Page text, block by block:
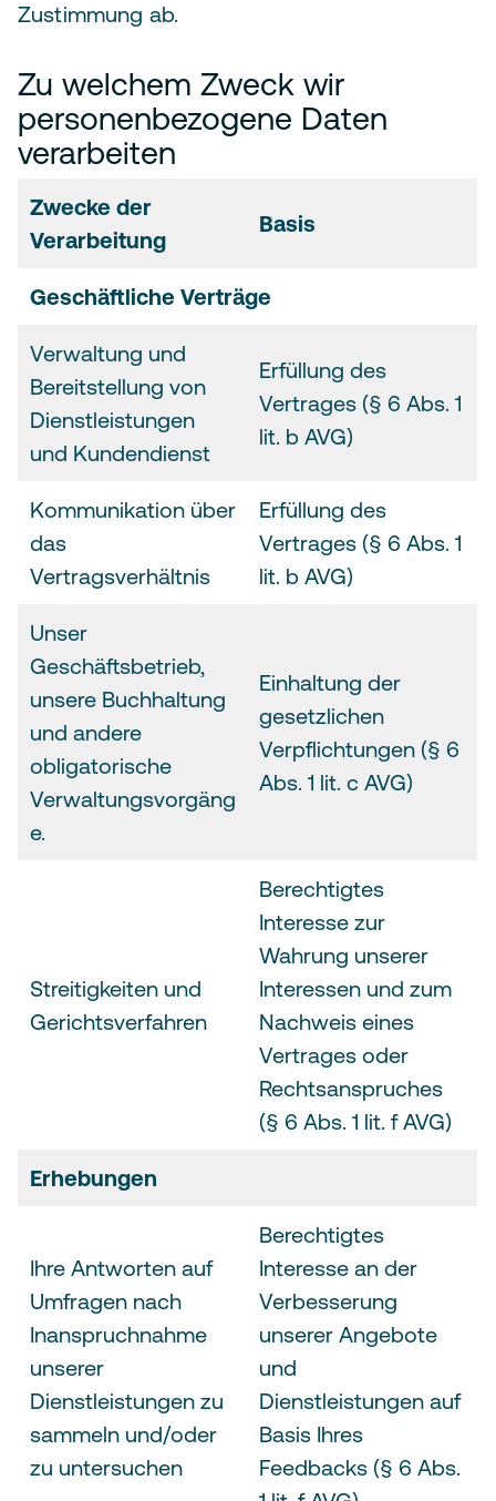
Zustimmung ab.
Zu welchem Zweck wir
personenbezogene Daten
verarbeiten
Zwecke der
Verarbeitung
Basis
Geschäftliche Verträge
Verwaltung und
Bereitstellung von
Dienstleistungen
und Kundendienst
Erfüllung des
Vertrages (§ 6 Abs. 1
lit. b AVG)
Kommunikation über
das
Vertragsverhältnis
Erfüllung des
Vertrages (§ 6 Abs. 1
lit. b AVG)
Unser
Geschäftsbetrieb,
unsere Buchhaltung
und andere
obligatorische
Verwaltungsvorgäng
e.
Einhaltung der
gesetzlichen
Verpflichtungen (§ 6
Abs. 1 lit. c AVG)
Streitigkeiten und
Gerichtsverfahren
Berechtigtes
Interesse zur
Wahrung unserer
Interessen und zum
Nachweis eines
Vertrages oder
Rechtsanspruches
(§ 6 Abs. 1 lit. f AVG)
Erhebungen
Ihre Antworten auf
Umfragen nach
Inanspruchnahme
unserer
Dienstleistungen zu
sammeln und/oder
zu untersuchen
Berechtigtes
Interesse an der
Verbesserung
unserer Angebote
und
Dienstleistungen auf
Basis Ihres
Feedbacks (§ 6 Abs.